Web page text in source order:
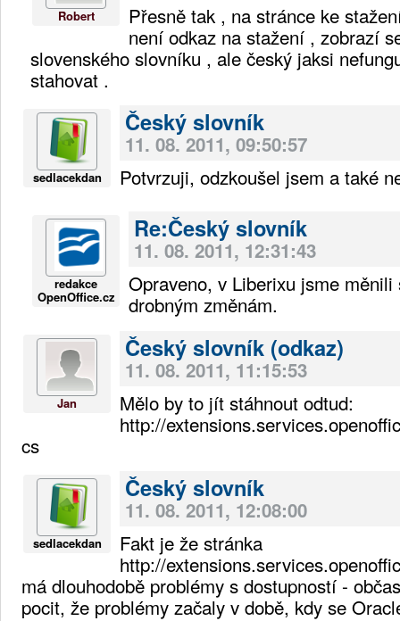
Robert
Přesně tak , na stránce ke
není odkaz na stažení , zobrazí
slovenského slovníku , ale český jaksi
stahovat .
sedlacekdan
Český slovník
11. 08. 2011, 09:50:57
Potvrzuji, odzkoušel jsem a také
redakce
OpenOffice.cz
Re:Český slovník
11. 08. 2011, 12:31:43
Opraveno, v Liberixu jsme
drobným změnám.
Jan
Český slovník (odkaz)
11. 08. 2011, 11:15:53
Mělo by to jít stáhnout odtud:
http://
cs
sedlacekdan
Český slovník
11. 08. 2011, 12:08:00
Fakt je že stránka
http://
má dlouhodobě problémy s dostupností -
pocit, že problémy začaly v době, kdy se